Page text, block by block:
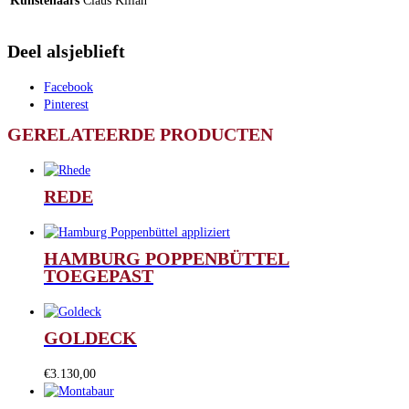
Deel alsjeblieft
Facebook
Pinterest
GERELATEERDE PRODUCTEN
REDE
HAMBURG POPPENBÜTTEL
TOEGEPAST
GOLDECK
€3.130,00